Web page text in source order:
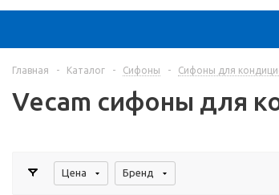
Главная - Каталог - Сифоны - Сифоны для
Vecam сифоны для
Цена Бренд